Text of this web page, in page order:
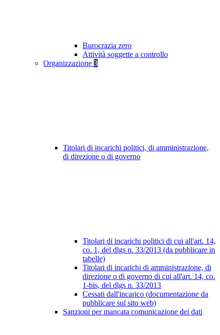
Burocrazia zero
Attività soggette a controllo
Organizzazione 3
Titolari di incarichi politici, di amministrazione,
di direzione o di governo
Titolari di incarichi politici di cui all'art. 14,
co. 1, del dlgs n. 33/2013 (da pubblicare in
tabelle)
Titolari di incarichi di amministrazione, di
direzione o di governo di cui all'art. 14, co.
1-bis, del dlgs n. 33/2013
Cessati dall'incarico (documentazione da
pubblicare sul sito web)
Sanzioni per mancata comunicazione dei dati